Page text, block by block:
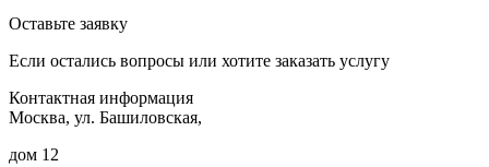
Оставьте заявку
Если остались вопросы или хотите заказать услугу
Контактная информация
Москва, ул. Башиловская,
дом 12